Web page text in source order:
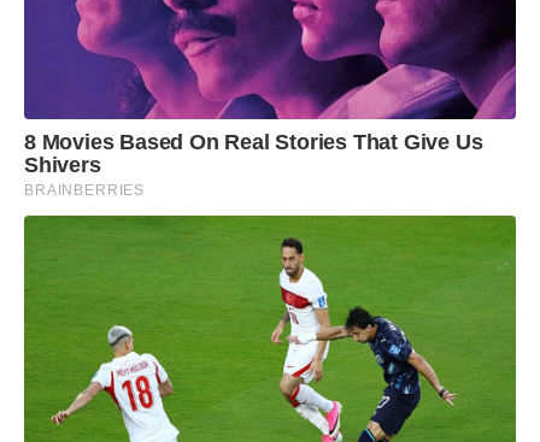
8 Movies Based On Real Stories That Give Us
Shivers
BRAINBERRIES